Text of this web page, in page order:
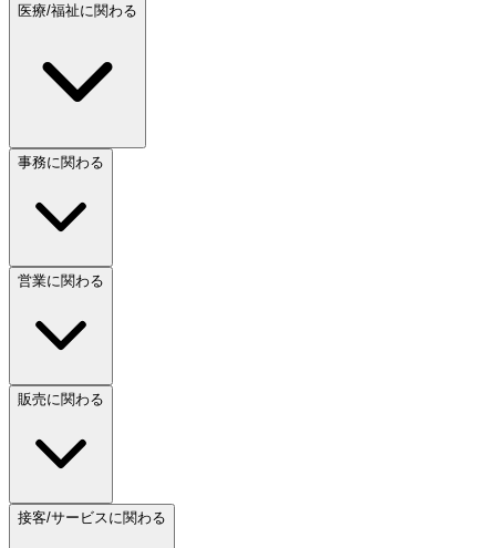
医療/福祉に関わる
事務に関わる
営業に関わる
販売に関わる
接客/サービスに関わる